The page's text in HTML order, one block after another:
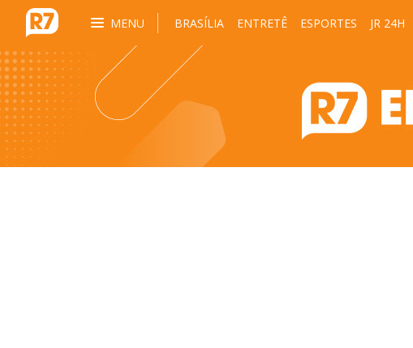
MENU BRASÍLIA ENTRETÊ ESPORTES JR 24H